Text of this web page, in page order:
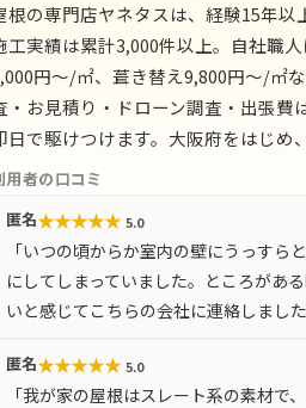
根の専門店ヤネタスは、経験15年以
工実績は累計3,000件以上。自社職
円〜/㎡、葺き替え9,800円〜/㎡
・お見積り・ドローン調査・出張費
日で駆けつけます。大阪府をはじめ
用者の口コミ
匿名★★★★★ 5.0
「いつの頃からか室内の壁にうっす
にしてしまっていました。ところがあ
いと感じてこちらの会社に連絡しまし
匿名★★★★★ 5.0
「我が家の屋根はスレート系の素材